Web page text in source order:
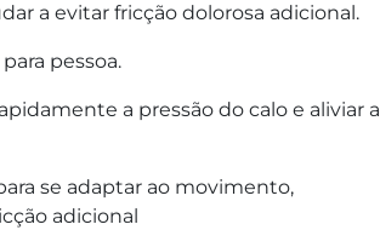
a evitar fricção dolorosa adicional.
pessoa.
a pressão do calo e aliviar a
se adaptar ao movimento,
adicional